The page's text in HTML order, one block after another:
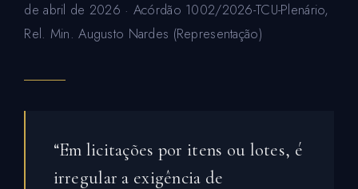
de abril de 2026 · Acórdão 1002/2026-TCU-Plenário,
Rel. Min. Augusto Nardes (Representação)
“Em licitações por itens ou lotes, é
irregular a exigência de